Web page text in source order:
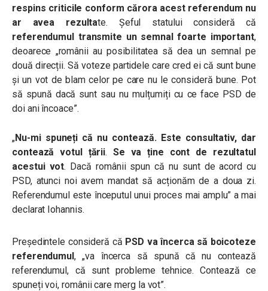
respins criticile conform cărora acest referendum nu
ar avea rezultate. Șeful statului consideră că
referendumul transmite un semnal foarte important,
deoarece „românii au posibilitatea să dea un semnal pe
două direcții. Să voteze partidele care cred ei că sunt bune
și un vot de blam celor pe care nu le consideră bune. Pot
să spună dacă sunt sau nu mulțumiți cu ce face PSD de
doi ani încoace”.
„Nu-mi spuneți că nu contează. Este consultativ, dar
contează votul țării. Se va ține cont de rezultatul
acestui vot. Dacă românii spun că nu sunt de acord cu
PSD, atunci noi avem mandat să acționăm de a doua zi.
Referendumul este începutul unui proces mai amplu” a mai
declarat Iohannis.
Președintele consideră că PSD va încerca să boicoteze
referendumul, „va încerca să spună că nu contează
referendumul, că sunt probleme tehnice. Contează ce
spuneți voi, românii care merg la vot”.